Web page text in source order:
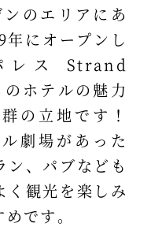
のエリアにあ
にオープンし
レス Strand
ホテルの魅力
の立地です！
劇場があった
ン、パブなども
く観光を楽しみ
です。